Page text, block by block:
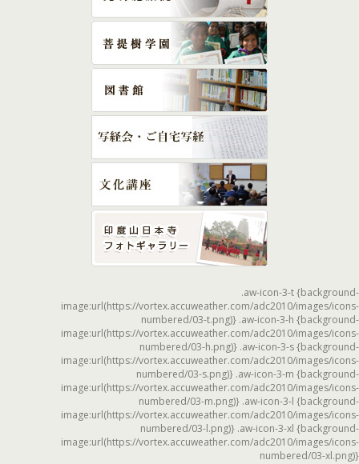
.aw-icon-3-t {background-
image:url(https://vortex.accuweather.com/adc2010/images/icons-
numbered/03-t.png)} .aw-icon-3-h {background-
image:url(https://vortex.accuweather.com/adc2010/images/icons-
numbered/03-h.png)} .aw-icon-3-s {background-
image:url(https://vortex.accuweather.com/adc2010/images/icons-
numbered/03-s.png)} .aw-icon-3-m {background-
image:url(https://vortex.accuweather.com/adc2010/images/icons-
numbered/03-m.png)} .aw-icon-3-l {background-
image:url(https://vortex.accuweather.com/adc2010/images/icons-
numbered/03-l.png)} .aw-icon-3-xl {background-
image:url(https://vortex.accuweather.com/adc2010/images/icons-
numbered/03-xl.png)}